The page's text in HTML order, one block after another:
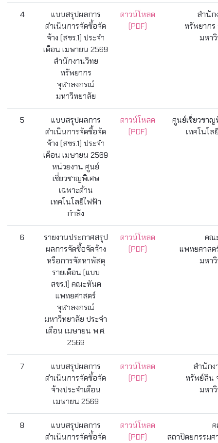
4
แบบสรุปผลการ
ดำเนินการจัดซื้อจัด
จ้าง (สขร.1) ประจำ
เดือน เมษายน 2569
สำนักงานวิทย
ทรัพยากร
จุฬาลงกรณ์
มหาวิทยาลัย
ดาวน์โหลด
(PDF)
สำนัก
ทรัพยาก
มหา
5
แบบสรุปผลการ
ดำเนินการจัดซื้อจัด
จ้าง (สขร.1) ประจำ
เดือน เมษายน 2569
หน่วยงาน ศูนย์
เชี่ยวชาญพิเศษ
เฉพาะด้าน
เทคโนโลยีไฟฟ้า
กำลัง
ดาวน์โหลด
(PDF)
ศูนย์เชี่ยวชาญ
เทคโนโล
6
รายงานประกาศสรุป
ผลการจัดซื้อจัดจ้าง
หรือการจัดหาพัสดุ
รายเดือน (แบบ
สขร.1) คณะทันต
แพทยศาสตร์
จุฬาลงกรณ์
มหาวิทยาลัย ประจำ
เดือน เมษายน พ.ศ.
2569
ดาวน์โหลด
(PDF)
คณ
แพทยศาส
มหา
7
แบบสรุปผลการ
ดำเนินการจัดซื้อจัด
จ้างประจำเดือน
เมษายน 2569
ดาวน์โหลด
(PDF)
สำนักง
ทรัพย์สิน
มหา
8
แบบสรุปผลการ
ดำเนินการจัดซื้อจัด
ดาวน์โหลด
(PDF)
สถาปัตยกรรม